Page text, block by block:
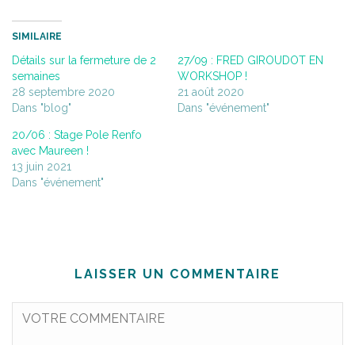
SIMILAIRE
Détails sur la fermeture de 2
semaines
28 septembre 2020
Dans "blog"
27/09 : FRED GIROUDOT EN
WORKSHOP !
21 août 2020
Dans "événement"
20/06 : Stage Pole Renfo
avec Maureen !
13 juin 2021
Dans "événement"
LAISSER UN COMMENTAIRE